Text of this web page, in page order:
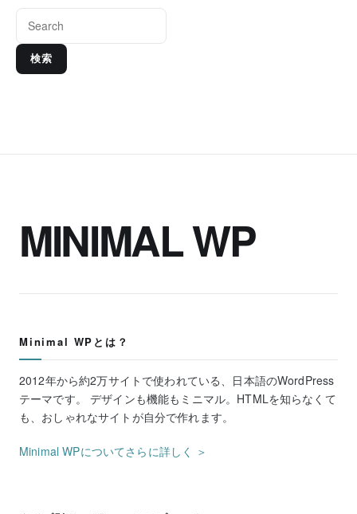
検索
MINIMAL WP
Minimal WPとは？
2012年から約2万サイトで使われている、日本語のWordPress
テーマです。 デザインも機能もミニマル。HTMLを知らなくて
も、おしゃれなサイトが自分で作れます。
Minimal WPについてさらに詳しく ＞